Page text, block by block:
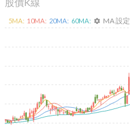
5MA: 10MA: 20MA: 60MA: settings MA 設定